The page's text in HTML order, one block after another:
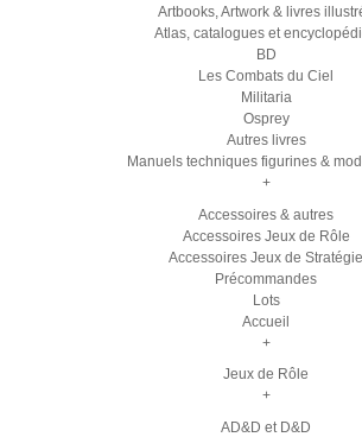
Artbooks, Artwork & livres
Atlas, catalogues et
BD
Les Combats du Ciel
Militaria
Osprey
Autres livres
Manuels techniques figurines &
+
Accessoires & autres
Accessoires Jeux de Rôle
Accessoires Jeux de Stratégie
Précommandes
Lots
Accueil
+
Jeux de Rôle
+
AD&D et D&D